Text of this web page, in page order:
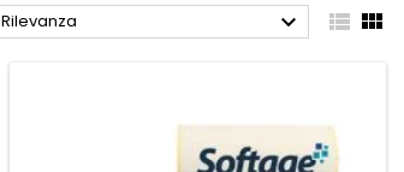
Rilevanza   